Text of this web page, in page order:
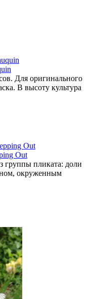
Для оригинального
В высоту культура
Out
группы пликата: доли
окруженным